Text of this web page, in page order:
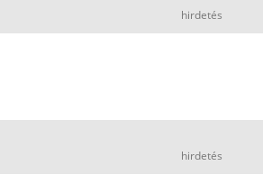
hirdetés
hirdetés